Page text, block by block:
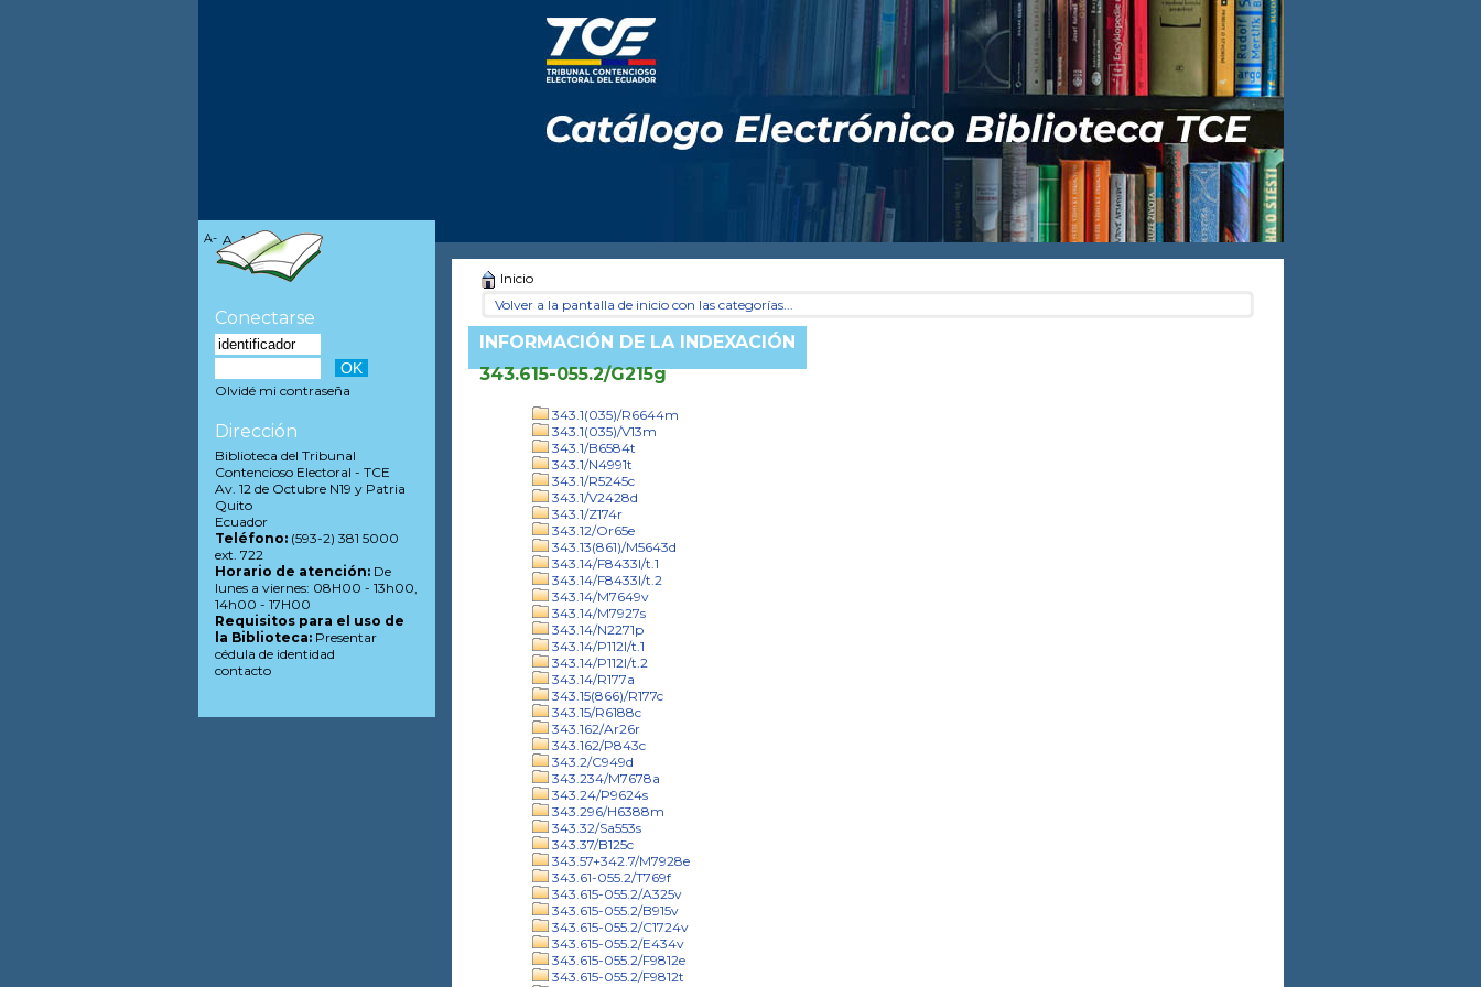
Inicio
Volver a la pantalla de inicio con las categorías...
INFORMACIÓN DE LA INDEXACIÓN
343.615-055.2/G215g
343.1(035)/R6644m
343.1(035)/V13m
343.1/B6584t
343.1/N4991t
343.1/R5245c
343.1/V2428d
343.1/Z174r
343.12/Or65e
343.13(861)/M5643d
343.14/F8433l/t.1
343.14/F8433l/t.2
343.14/M7649v
343.14/M7927s
343.14/N2271p
343.14/P112l/t.1
343.14/P112l/t.2
343.14/R177a
343.15(866)/R177c
343.15/R6188c
343.162/Ar26r
343.162/P843c
343.2/C949d
343.234/M7678a
343.24/P9624s
343.296/H6388m
343.32/Sa553s
343.37/B125c
343.57+342.7/M7928e
343.61-055.2/T769f
343.615-055.2/A325v
343.615-055.2/B915v
343.615-055.2/C1724v
343.615-055.2/E434v
343.615-055.2/F9812e
343.615-055.2/F9812t
A- A A+
Conectarse
Olvidé mi contraseña
Dirección
Biblioteca del Tribunal
Contencioso Electoral - TCE
Av. 12 de Octubre N19 y Patria
Quito
Ecuador
Teléfono:(593-2) 381 5000
ext. 722
Horario de atención:De
lunes a viernes: 08H00 - 13h00,
14h00 - 17H00
Requisitos para el uso de
la Biblioteca:Presentar
cédula de identidad
contacto